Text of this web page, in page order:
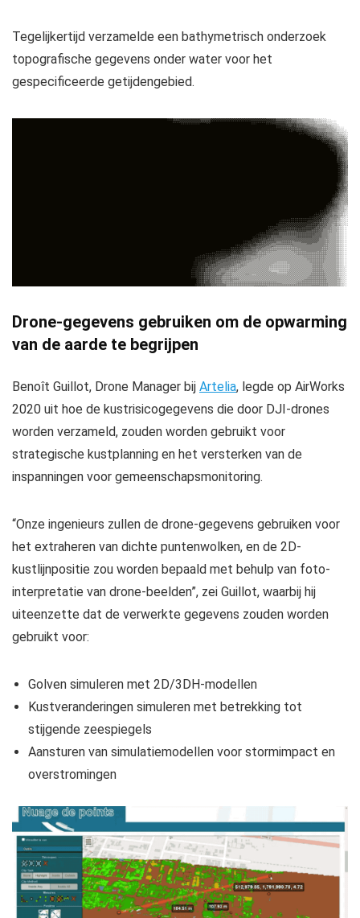
Tegelijkertijd verzamelde een bathymetrisch onderzoek
topografische gegevens onder water voor het
gespecificeerde getijdengebied.
Drone-gegevens gebruiken om de opwarming
van de aarde te begrijpen
Benoît Guillot, Drone Manager bij Artelia, legde op AirWorks
2020 uit hoe de kustrisicogegevens die door DJI-drones
worden verzameld, zouden worden gebruikt voor
strategische kustplanning en het versterken van de
inspanningen voor gemeenschapsmonitoring.
“Onze ingenieurs zullen de drone-gegevens gebruiken voor
het extraheren van dichte puntenwolken, en de 2D-
kustlijnpositie zou worden bepaald met behulp van foto-
interpretatie van drone-beelden”, zei Guillot, waarbij hij
uiteenzette dat de verwerkte gegevens zouden worden
gebruikt voor:
Golven simuleren met 2D/3DH-modellen
Kustveranderingen simuleren met betrekking tot
stijgende zeespiegels
Aansturen van simulatiemodellen voor stormimpact en
overstromingen